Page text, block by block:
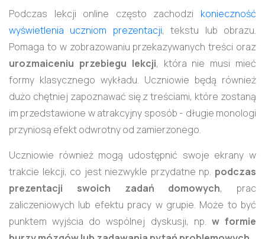
Podczas lekcji online często zachodzi konieczność
wyświetlenia uczniom prezentacji, tekstu lub obrazu.
Pomaga to w zobrazowaniu przekazywanych treści oraz
urozmaiceniu przebiegu lekcji, która nie musi mieć
formy klasycznego wykładu. Uczniowie będą również
dużo chętniej zapoznawać się z treściami, które zostaną
im przedstawione w atrakcyjny sposób - długie monologi
przyniosą efekt odwrotny od zamierzonego.
Uczniowie również mogą udostępnić swoje ekrany w
trakcie lekcji, co jest niezwykle przydatne np. podczas
prezentacji swoich zadań domowych, prac
zaliczeniowych lub efektu pracy w grupie. Może to być
punktem wyjścia do wspólnej dyskusji, np. w formie